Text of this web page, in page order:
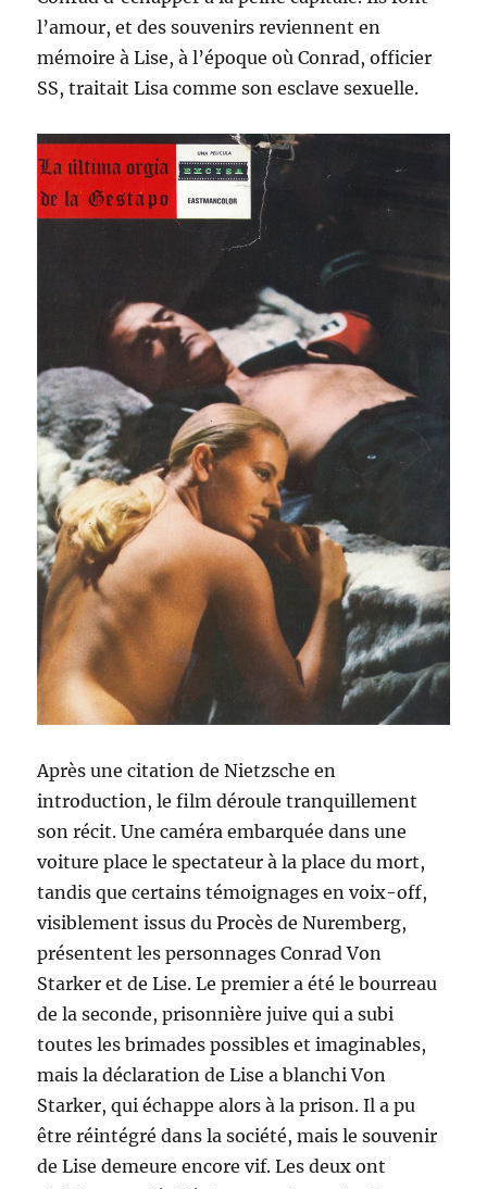
l’amour, et des souvenirs reviennent en
mémoire à Lise, à l’époque où Conrad, officier
SS, traitait Lisa comme son esclave sexuelle.
Après une citation de Nietzsche en
introduction, le film déroule tranquillement
son récit. Une caméra embarquée dans une
voiture place le spectateur à la place du mort,
tandis que certains témoignages en voix-off,
visiblement issus du Procès de Nuremberg,
présentent les personnages Conrad Von
Starker et de Lise. Le premier a été le bourreau
de la seconde, prisonnière juive qui a subi
toutes les brimades possibles et imaginables,
mais la déclaration de Lise a blanchi Von
Starker, qui échappe alors à la prison. Il a pu
être réintégré dans la société, mais le souvenir
de Lise demeure encore vif. Les deux ont